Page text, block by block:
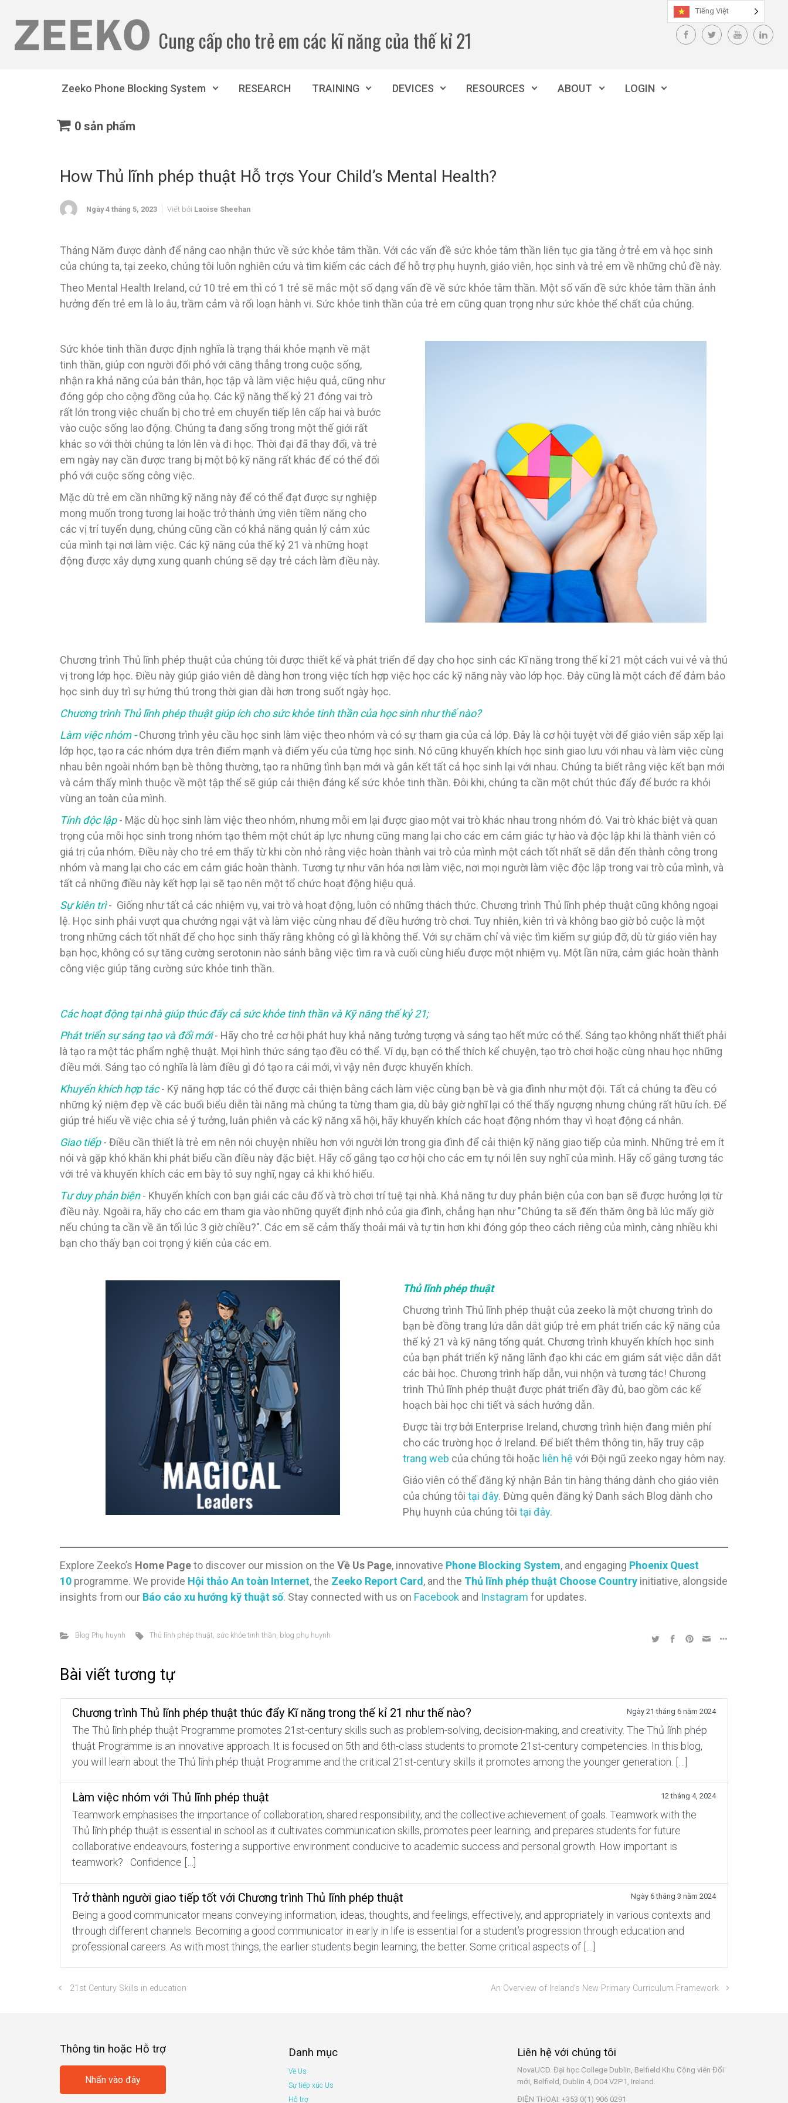
Cung cấp cho trẻ em các kĩ năng của thế kỉ 21
Zeeko Phone Blocking System RESEARCH TRAINING DEVICES RESOURCES ABOUT LOGIN
0 sản phẩm
How Thủ lĩnh phép thuật Hỗ trợs Your Child’s Mental Health?
Ngày 4 tháng 5, 2023 Viết bởi Laoise Sheehan
Tháng Năm được dành để nâng cao nhận thức về sức khỏe tâm thần. Với các vấn đề sức khỏe tâm thần liên tục gia tăng ở trẻ em và học sinh
của chúng ta, tại zeeko, chúng tôi luôn nghiên cứu và tìm kiếm các cách để hỗ trợ phụ huynh, giáo viên, học sinh và trẻ em về những chủ đề này.
Theo Mental Health Ireland, cứ 10 trẻ em thì có 1 trẻ sẽ mắc một số dạng vấn đề về sức khỏe tâm thần. Một số vấn đề sức khỏe tâm thần ảnh
hưởng đến trẻ em là lo âu, trầm cảm và rối loạn hành vi. Sức khỏe tinh thần của trẻ em cũng quan trọng như sức khỏe thể chất của chúng.
Sức khỏe tinh thần được định nghĩa là trạng thái khỏe mạnh về mặt
tinh thần, giúp con người đối phó với căng thẳng trong cuộc sống,
nhận ra khả năng của bản thân, học tập và làm việc hiệu quả, cũng như
đóng góp cho cộng đồng của họ. Các kỹ năng thế kỷ 21 đóng vai trò
rất lớn trong việc chuẩn bị cho trẻ em chuyển tiếp lên cấp hai và bước
vào cuộc sống lao động. Chúng ta đang sống trong một thế giới rất
khác so với thời chúng ta lớn lên và đi học. Thời đại đã thay đổi, và trẻ
em ngày nay cần được trang bị một bộ kỹ năng rất khác để có thể đối
phó với cuộc sống công việc.
Mặc dù trẻ em cần những kỹ năng này để có thể đạt được sự nghiệp
mong muốn trong tương lai hoặc trở thành ứng viên tiềm năng cho
các vị trí tuyển dụng, chúng cũng cần có khả năng quản lý cảm xúc
của mình tại nơi làm việc. Các kỹ năng của thế kỷ 21 và những hoạt
động được xây dựng xung quanh chúng sẽ dạy trẻ cách làm điều này.
Chương trình Thủ lĩnh phép thuật của chúng tôi được thiết kế và phát triển để dạy cho học sinh các Kĩ năng trong thế kỉ 21 một cách vui vẻ và thú
vị trong lớp học. Điều này giúp giáo viên dễ dàng hơn trong việc tích hợp việc học các kỹ năng này vào lớp học. Đây cũng là một cách để đảm bảo
học sinh duy trì sự hứng thú trong thời gian dài hơn trong suốt ngày học.
Chương trình Thủ lĩnh phép thuật giúp ích cho sức khỏe tinh thần của học sinh như thế nào?
Làm việc nhóm-Chương trình yêu cầu học sinh làm việc theo nhóm và có sự tham gia của cả lớp. Đây là cơ hội tuyệt vời để giáo viên sắp xếp lại
lớp học, tạo ra các nhóm dựa trên điểm mạnh và điểm yếu của từng học sinh. Nó cũng khuyến khích học sinh giao lưu với nhau và làm việc cùng
nhau bên ngoài nhóm bạn bè thông thường, tạo ra những tình bạn mới và gắn kết tất cả học sinh lại với nhau. Chúng ta biết rằng việc kết bạn mới
và cảm thấy mình thuộc về một tập thể sẽ giúp cải thiện đáng kể sức khỏe tinh thần. Đôi khi, chúng ta cần một chút thúc đẩy để bước ra khỏi
vùng an toàn của mình.
Tính độc lập- Mặc dù học sinh làm việc theo nhóm, nhưng mỗi em lại được giao một vai trò khác nhau trong nhóm đó. Vai trò khác biệt và quan
trọng của mỗi học sinh trong nhóm tạo thêm một chút áp lực nhưng cũng mang lại cho các em cảm giác tự hào và độc lập khi là thành viên có
giá trị của nhóm. Điều này cho trẻ em thấy từ khi còn nhỏ rằng việc hoàn thành vai trò của mình một cách tốt nhất sẽ dẫn đến thành công trong
nhóm và mang lại cho các em cảm giác hoàn thành. Tương tự như văn hóa nơi làm việc, nơi mọi người làm việc độc lập trong vai trò của mình, và
tất cả những điều này kết hợp lại sẽ tạo nên một tổ chức hoạt động hiệu quả.
Sự kiên trì- Giống như tất cả các nhiệm vụ, vai trò và hoạt động, luôn có những thách thức. Chương trình Thủ lĩnh phép thuật cũng không ngoại
lệ. Học sinh phải vượt qua chướng ngại vật và làm việc cùng nhau để điều hướng trò chơi. Tuy nhiên, kiên trì và không bao giờ bỏ cuộc là một
trong những cách tốt nhất để cho học sinh thấy rằng không có gì là không thể. Với sự chăm chỉ và việc tìm kiếm sự giúp đỡ, dù từ giáo viên hay
bạn học, không có sự tăng cường serotonin nào sánh bằng việc tìm ra và cuối cùng hiểu được một nhiệm vụ. Một lần nữa, cảm giác hoàn thành
công việc giúp tăng cường sức khỏe tinh thần.
Các hoạt động tại nhà giúp thúc đẩy cả sức khỏe tinh thần và Kỹ năng thế kỷ 21;
Phát triển sự sáng tạo và đổi mới- Hãy cho trẻ cơ hội phát huy khả năng tưởng tượng và sáng tạo hết mức có thể. Sáng tạo không nhất thiết phải
là tạo ra một tác phẩm nghệ thuật. Mọi hình thức sáng tạo đều có thể. Ví dụ, bạn có thể thích kể chuyện, tạo trò chơi hoặc cùng nhau học những
điều mới. Sáng tạo có nghĩa là làm điều gì đó tạo ra cái mới, vì vậy nên được khuyến khích.
Khuyến khích hợp tác- Kỹ năng hợp tác có thể được cải thiện bằng cách làm việc cùng bạn bè và gia đình như một đội. Tất cả chúng ta đều có
những kỷ niệm đẹp về các buổi biểu diễn tài năng mà chúng ta từng tham gia, dù bây giờ nghĩ lại có thể thấy ngượng nhưng chúng rất hữu ích. Để
giúp trẻ hiểu về việc chia sẻ ý tưởng, luân phiên và các kỹ năng xã hội, hãy khuyến khích các hoạt động nhóm thay vì hoạt động cá nhân.
Giao tiếp- Điều cần thiết là trẻ em nên nói chuyện nhiều hơn với người lớn trong gia đình để cải thiện kỹ năng giao tiếp của mình. Những trẻ em ít
nói và gặp khó khăn khi phát biểu cần điều này đặc biệt. Hãy cố gắng tạo cơ hội cho các em tự nói lên suy nghĩ của mình. Hãy cố gắng tương tác
với trẻ và khuyến khích các em bày tỏ suy nghĩ, ngay cả khi khó hiểu.
Tư duy phản biện- Khuyến khích con bạn giải các câu đố và trò chơi trí tuệ tại nhà. Khả năng tư duy phản biện của con bạn sẽ được hưởng lợi từ
điều này. Ngoài ra, hãy cho các em tham gia vào những quyết định nhỏ của gia đình, chẳng hạn như "Chúng ta sẽ đến thăm ông bà lúc mấy giờ
nếu chúng ta cần về ăn tối lúc 3 giờ chiều?". Các em sẽ cảm thấy thoải mái và tự tin hơn khi đóng góp theo cách riêng của mình, càng nhiều khi
bạn cho thấy bạn coi trọng ý kiến của các em.
Thủ lĩnh phép thuật
Chương trình Thủ lĩnh phép thuật của zeeko là một chương trình do
bạn bè đồng trang lứa dẫn dắt giúp trẻ em phát triển các kỹ năng của
thế kỷ 21 và kỹ năng tổng quát. Chương trình khuyến khích học sinh
của bạn phát triển kỹ năng lãnh đạo khi các em giám sát việc dẫn dắt
các bài học. Chương trình hấp dẫn, vui nhộn và tương tác! Chương
trình Thủ lĩnh phép thuật được phát triển đầy đủ, bao gồm các kế
hoạch bài học chi tiết và sách hướng dẫn.
Được tài trợ bởi Enterprise Ireland, chương trình hiện đang miễn phí
cho các trường học ở Ireland. Để biết thêm thông tin, hãy truy cập
trang web của chúng tôi hoặc liên hệ với Đội ngũ zeeko ngay hôm nay.
Giáo viên có thể đăng ký nhận Bản tin hàng tháng dành cho giáo viên
của chúng tôi tại đây. Đừng quên đăng ký Danh sách Blog dành cho
Phụ huynh của chúng tôi tại đây.
Explore Zeeko’s Home Pageto discover our mission on the Về Us Page, innovative Phone Blocking System, and engaging Phoenix Quest
10 programme. We provide Hội thảo An toàn Internet, the Zeeko Report Card , and the Thủ lĩnh phép thuật Choose Country initiative, alongside
insights from our Báo cáo xu hướng kỹ thuật số. Stay connected with us on Facebook and Instagram for updates.
Blog Phụ huynh Thủ lĩnh phép thuật, sức khỏe tinh thần, blog phụ huynh
Bài viết tương tự
Chương trình Thủ lĩnh phép thuật thúc đẩy Kĩ năng trong thế kỉ 21 như thế nào? Ngày 21 tháng 6 năm 2024
The Thủ lĩnh phép thuật Programme promotes 21st-century skills such as problem-solving, decision-making, and creativity. The Thủ lĩnh phép
thuật Programme is an innovative approach. It is focused on 5th and 6th-class students to promote 21st-century competencies. In this blog,
you will learn about the Thủ lĩnh phép thuật Programme and the critical 21st-century skills it promotes among the younger generation. […]
Làm việc nhóm với Thủ lĩnh phép thuật 12 tháng 4, 2024
Teamwork emphasises the importance of collaboration, shared responsibility, and the collective achievement of goals. Teamwork with the
Thủ lĩnh phép thuật is essential in school as it cultivates communication skills, promotes peer learning, and prepares students for future
collaborative endeavours, fostering a supportive environment conducive to academic success and personal growth. How important is
teamwork? Confidence […]
Trở thành người giao tiếp tốt với Chương trình Thủ lĩnh phép thuật Ngày 6 tháng 3 năm 2024
Being a good communicator means conveying information, ideas, thoughts, and feelings, effectively, and appropriately in various contexts and
through different channels. Becoming a good communicator in early in life is essential for a student’s progression through education and
professional careers. As with most things, the earlier students begin learning, the better. Some critical aspects of […]
21st Century Skills in education An Overview of Ireland’s New Primary Curriculum Framework
Thông tin hoặc Hỗ trợ
Nhấn vào đây
Danh mục
Về Us
Sự tiếp xúc Us
Hỗ trợ
Liên hệ với chúng tôi
NovaUCD. Đại học College Dublin, Belfield Khu Công viên Đổi
mới, Belfield, Dublin 4, D04 V2P1, Ireland.
ĐIỆN THOẠI: +353 0(1) 906 0291
Tiếng Việt